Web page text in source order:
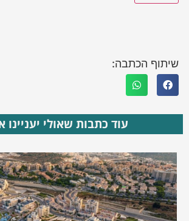
שיתוף הכתבה:
עוד כתבות שאולי יעניינו